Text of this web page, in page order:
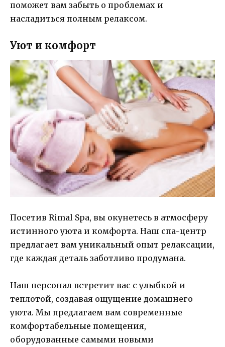
поможет вам забыть о проблемах и
насладиться полным релаксом.
Уют и комфорт
Посетив Rimal Spa, вы окунетесь в атмосферу
истинного уюта и комфорта. Наш спа-центр
предлагает вам уникальный опыт релаксации,
где каждая деталь заботливо продумана.
Наш персонал встретит вас с улыбкой и
теплотой, создавая ощущение домашнего
уюта. Мы предлагаем вам современные
комфортабельные помещения,
оборудованные самыми новыми